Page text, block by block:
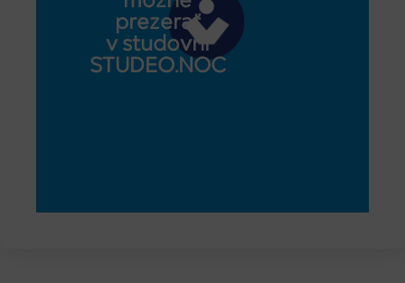
prezerať
v študovni
STUDEO.NOC